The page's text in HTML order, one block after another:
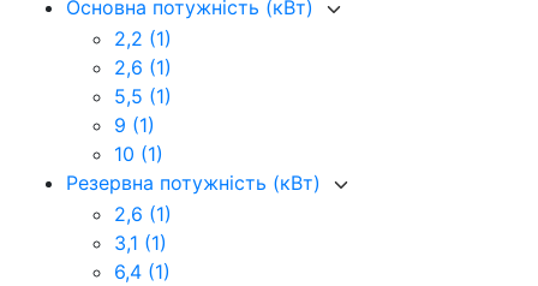
Основна потужність (кВт)
2,2 (1)
2,6 (1)
5,5 (1)
9 (1)
10 (1)
Резервна потужність (кВт)
2,6 (1)
3,1 (1)
6,4 (1)